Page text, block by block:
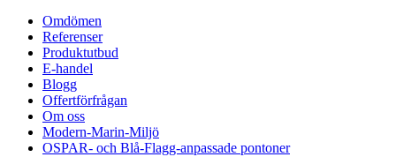
Omdömen
Referenser
Produktutbud
E-handel
Blogg
Offertförfrågan
Om oss
Modern-Marin-Miljö
OSPAR- och Blå-Flagg-anpassade pontoner